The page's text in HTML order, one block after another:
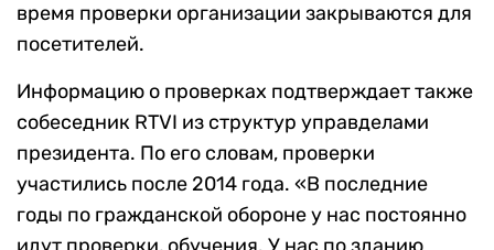
время проверки организации закрываются для
посетителей.
Информацию о проверках подтверждает также
собеседник RTVI из структур управделами
президента. По его словам, проверки
участились после 2014 года. «В последние
годы по гражданской обороне у нас постоянно